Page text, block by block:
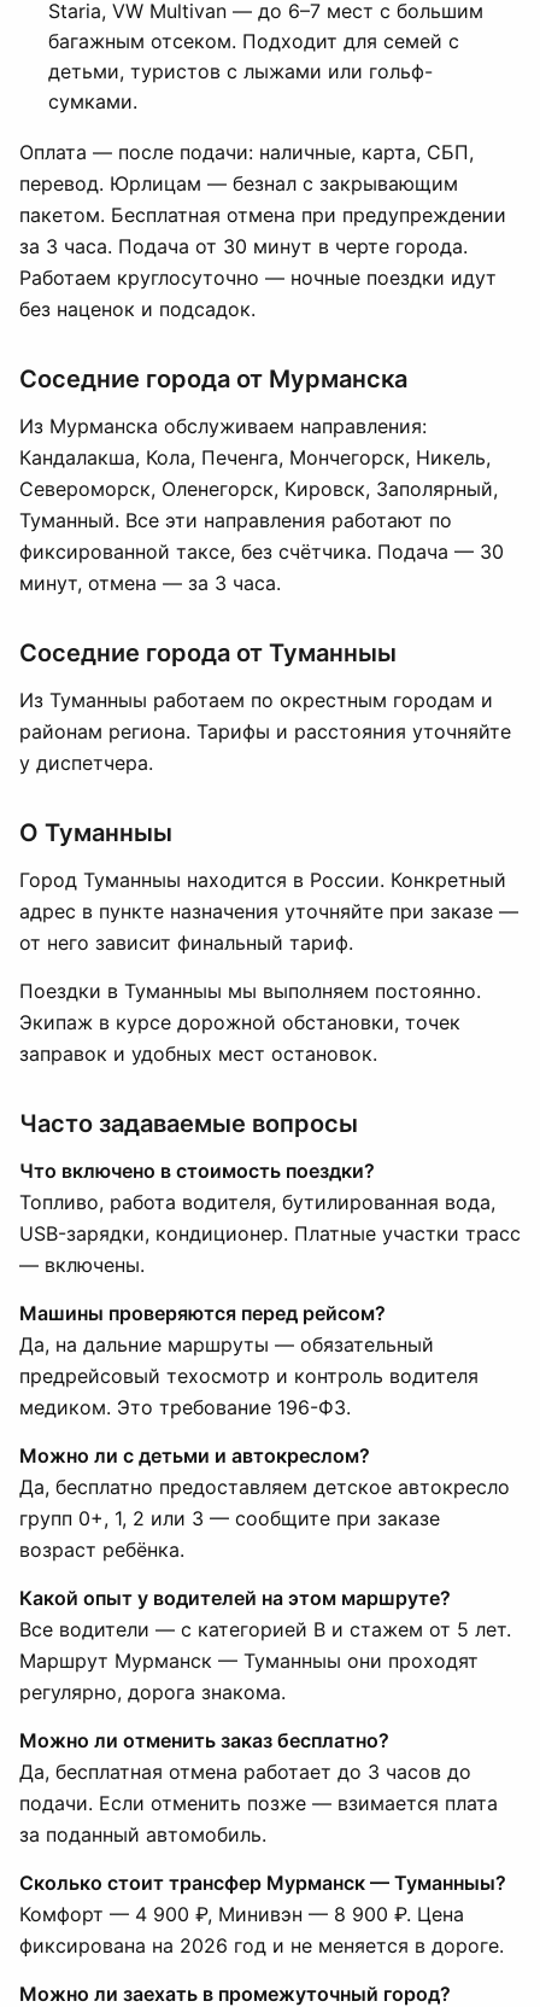
Staria, VW Multivan — до 6–7 мест с большим
багажным отсеком. Подходит для семей с
детьми, туристов с лыжами или гольф-
сумками.
Оплата — после подачи: наличные, карта, СБП,
перевод. Юрлицам — безнал с закрывающим
пакетом. Бесплатная отмена при предупреждении
за 3 часа. Подача от 30 минут в черте города.
Работаем круглосуточно — ночные поездки идут
без наценок и подсадок.
Соседние города от Мурманска
Из Мурманска обслуживаем направления:
Кандалакша, Кола, Печенга, Мончегорск, Никель,
Североморск, Оленегорск, Кировск, Заполярный,
Туманный. Все эти направления работают по
фиксированной таксе, без счётчика. Подача — 30
минут, отмена — за 3 часа.
Соседние города от Туманныы
Из Туманныы работаем по окрестным городам и
районам региона. Тарифы и расстояния уточняйте
у диспетчера.
О Туманныы
Город Туманныы находится в России. Конкретный
адрес в пункте назначения уточняйте при заказе —
от него зависит финальный тариф.
Поездки в Туманныы мы выполняем постоянно.
Экипаж в курсе дорожной обстановки, точек
заправок и удобных мест остановок.
Часто задаваемые вопросы
Что включено в стоимость поездки?
Топливо, работа водителя, бутилированная вода,
USB-зарядки, кондиционер. Платные участки трасс
— включены.
Машины проверяются перед рейсом?
Да, на дальние маршруты — обязательный
предрейсовый техосмотр и контроль водителя
медиком. Это требование 196-ФЗ.
Можно ли с детьми и автокреслом?
Да, бесплатно предоставляем детское автокресло
групп 0+, 1, 2 или 3 — сообщите при заказе
возраст ребёнка.
Какой опыт у водителей на этом маршруте?
Все водители — с категорией B и стажем от 5 лет.
Маршрут Мурманск — Туманныы они проходят
регулярно, дорога знакома.
Можно ли отменить заказ бесплатно?
Да, бесплатная отмена работает до 3 часов до
подачи. Если отменить позже — взимается плата
за поданный автомобиль.
Сколько стоит трансфер Мурманск — Туманныы?
Комфорт — 4 900 ₽, Минивэн — 8 900 ₽. Цена
фиксирована на 2026 год и не меняется в дороге.
Можно ли заехать в промежуточный город?